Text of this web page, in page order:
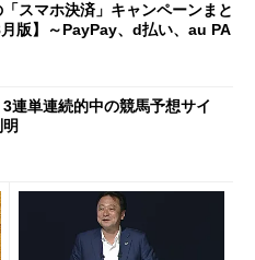
スマホ決済」キャンペーンまと
版】～PayPay、d払い、au PA
3連単連続的中の競馬予想サイ